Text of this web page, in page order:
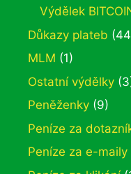
Výdělek
Důkazy plateb
MLM (1)
Ostatní výdělky
Peněženky (9)
Peníze za
Peníze za e-maily